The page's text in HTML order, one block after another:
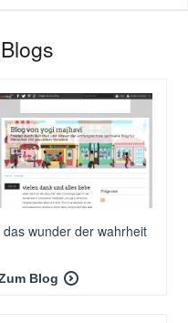
das wunder der wahrheit
Blog